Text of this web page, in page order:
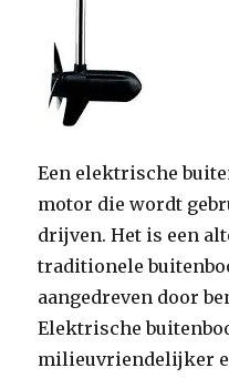
Een elektrische
motor die wordt
drijven. Het is een
traditionele
aangedreven door
Elektrische
milieuvriendelijker